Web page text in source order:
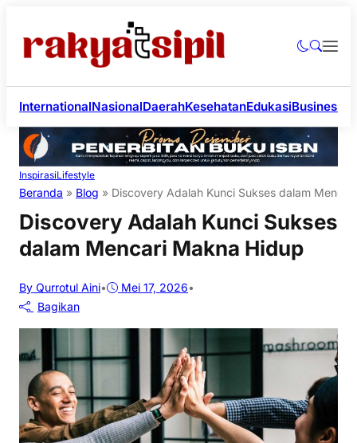
InternationalNasionalDaerahKesehatanEdukasiBusiness
InspirasiLifestyle
Beranda » Blog » Discovery Adalah Kunci Sukses dalam
Discovery Adalah Kunci Sukses
dalam Mencari Makna Hidup
By Qurrotul Aini• Mei 17, 2026•
Bagikan